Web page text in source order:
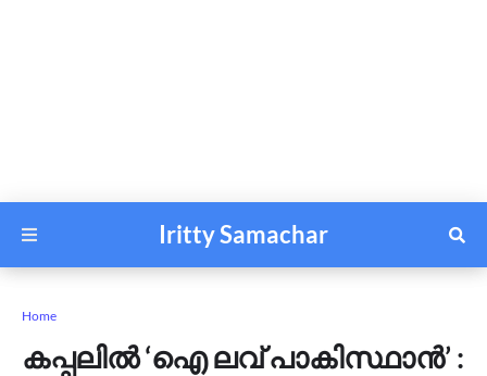
Iritty Samachar
Home
കപ്പലില്‍ ‘ഐ ലവ് പാകിസ്ഥാന്‍’ :